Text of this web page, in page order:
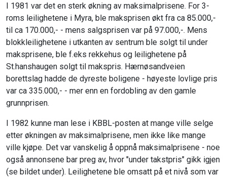
I 1981 var det en sterk økning av maksimalprisene. For 3-
roms leilighetene i Myra, ble maksprisen økt fra ca 85.000,-
til ca 170.000,- - mens salgsprisen var på 97.000,-. Mens
blokkleilighetene i utkanten av sentrum ble solgt til under
maksprisene, ble f.eks rekkehus og leilighetene på
St.hanshaugen solgt til makspris. Hærnøsandveien
borettslag hadde de dyreste boligene - høyeste lovlige pris
var ca 335.000,- - mer enn en fordobling av den gamle
grunnprisen.
I 1982 kunne man lese i KBBL-posten at mange ville selge
etter økningen av maksimalprisene, men ikke like mange
ville kjøpe. Det var vanskelig å oppnå maksimalprisene - noe
også annonsene bar preg av, hvor "under takstpris" gikk igjen
(se bildet under). Leilighetene ble omsatt på et nivå som var